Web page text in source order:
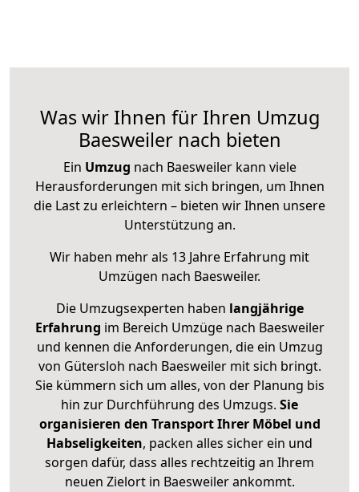
Was wir Ihnen für Ihren Umzug
Baesweiler nach bieten
Ein Umzug nach Baesweiler kann viele
Herausforderungen mit sich bringen, um Ihnen
die Last zu erleichtern – bieten wir Ihnen unsere
Unterstützung an.
Wir haben mehr als 13 Jahre Erfahrung mit
Umzügen nach Baesweiler.
Die Umzugsexperten haben langjährige
Erfahrung im Bereich Umzüge nach Baesweiler
und kennen die Anforderungen, die ein Umzug
von Gütersloh nach Baesweiler mit sich bringt.
Sie kümmern sich um alles, von der Planung bis
hin zur Durchführung des Umzugs. Sie
organisieren den Transport Ihrer Möbel und
Habseligkeiten, packen alles sicher ein und
sorgen dafür, dass alles rechtzeitig an Ihrem
neuen Zielort in Baesweiler ankommt.